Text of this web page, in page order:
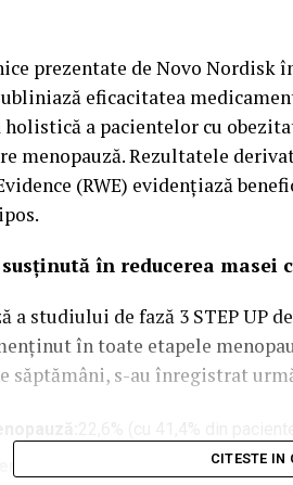
prezentate de Novo Nordisk
eficacitatea
holistică a pacientelor cu
menopauză. Rezultatele
(RWE) evidențiază
în reducerea masei
a studiului de fază 3 STEP UP
în toate etapele
săptămâni, s-au înregistrat
CITESTE IN